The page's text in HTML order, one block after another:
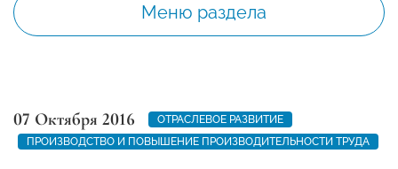
Меню раздела
07 Октября 2016
ОТРАСЛЕВОЕ РАЗВИТИЕ
ПРОИЗВОДСТВО И ПОВЫШЕНИЕ ПРОИЗВОДИТЕЛЬНОСТИ ТРУДА